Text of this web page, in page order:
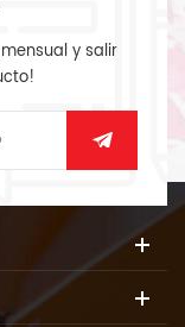
y salir